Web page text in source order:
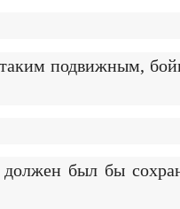
подвижным,
был бы